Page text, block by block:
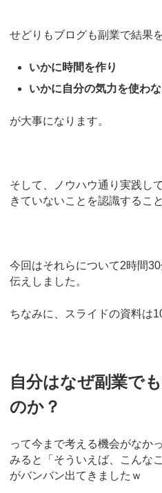
せどりもブログも副業で結果
いかに時間を作り
いかに自分の気力を使わ
が大事になります。
そして、ノウハウ通り実践し
きていないことを認識するこ
今回はそれらについて2時間
伝えしました。
ちなみに、スライドの資料は
自分はなぜ副業で
のか？
って今まで考える機会がなか
みると「そういえば、こんな
がバンバン出てきましたｗ